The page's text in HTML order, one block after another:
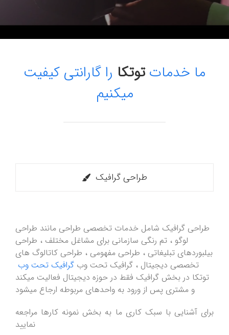
ما خدماتتوتکا را گارانتی کیفیت
میکنیم
طراحی گرافیک
طراحی گرافیک شامل خدمات تخصصی طراحی مانند طراحی
لوگو ، تم رنگی سازمانی برای مشاغل مختلف ، طراحی
بیلبوردهای تبلیغاتی ، طراحی مفهومی ، طراحی کاتالوگ های
تخصصی دیجیتال ، گرافیک تحت وب گرافیک تحت وب
توتکا در بخش گرافیک فقط در حوزه دیجیتال فعالیت میکند
و مشتری پس از ورود به واحدهای مربوطه ارجاع میشود
برای آشنایی با سبک کاری ما به بخش نمونه کارها مراجعه
نمایید